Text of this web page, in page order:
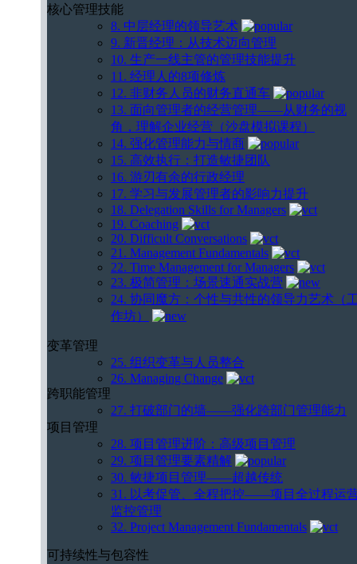
核心管理技能
8. 中层经理的领导艺术
9. 新晋经理：从技术迈向管理
10. 生产一线主管的管理技能提升
11. 经理人的8项修炼
12. 非财务人员的财务直通车
13. 面向管理者的经营管理——从财务的视
角，理解企业经营（沙盘模拟课程）
14. 强化管理能力与情商
15. 高效执行：打造敏捷团队
16. 游刃有余的行政经理
17. 学习与发展管理者的影响力提升
18. Delegation Skills for Managers
19. Coaching
20. Difficult Conversations
21. Management Fundamentals
22. Time Management for Managers
23. 极简管理：场景速通实战营
24. 协同魔方：个性与共性的领导力艺术（
作坊）
变革管理
25. 组织变革与人员整合
26. Managing Change
跨职能管理
27. 打破部门的墙——强化跨部门管理能力
项目管理
28. 项目管理进阶：高级项目管理
29. 项目管理要素精解
30. 敏捷项目管理——超越传统
31. 以考促管、全程把控——项目全过程运
监控管理
32. Project Management Fundamentals
可持续性与包容性